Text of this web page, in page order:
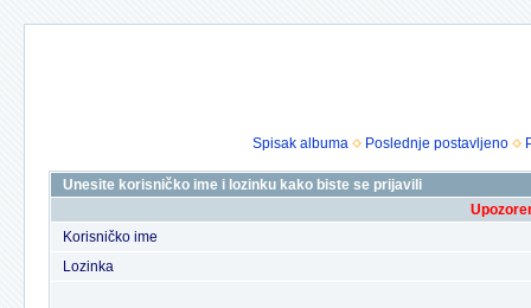
Spisak albuma Poslednje postavljeno
Unesite korisničko ime i lozinku kako biste se prijavili
Korisničko ime
Lozinka